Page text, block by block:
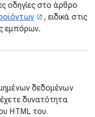
οδηγίες στο άρθρο
, ειδικά στις
εμπόρων.
δεδομένων
δυνατότητα
HTML του